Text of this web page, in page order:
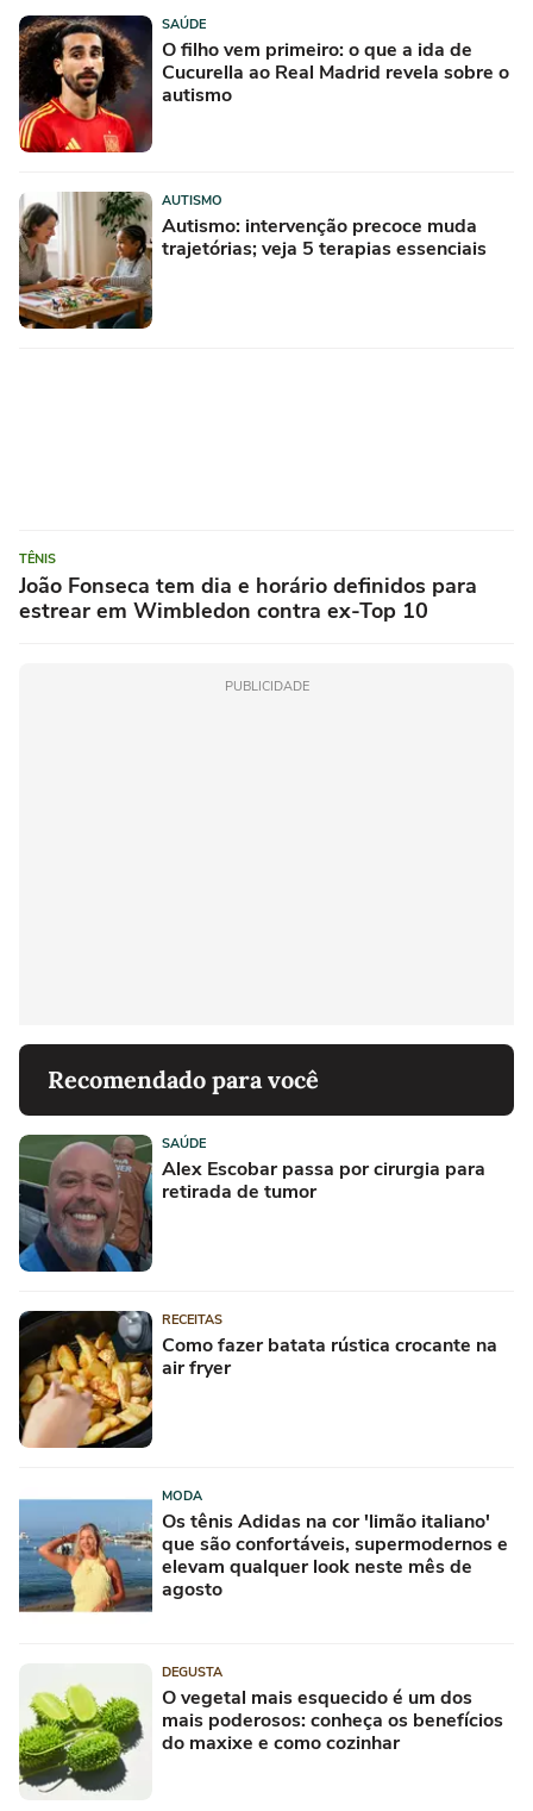
SAÚDE
O filho vem primeiro: o que a ida de
Cucurella ao Real Madrid revela sobre o
autismo
AUTISMO
Autismo: intervenção precoce muda
trajetórias; veja 5 terapias essenciais
TÊNIS
João Fonseca tem dia e horário definidos para
estrear em Wimbledon contra ex-Top 10
PUBLICIDADE
Recomendado para você
SAÚDE
Alex Escobar passa por cirurgia para
retirada de tumor
RECEITAS
Como fazer batata rústica crocante na
air fryer
MODA
Os tênis Adidas na cor 'limão italiano'
que são confortáveis, supermodernos e
elevam qualquer look neste mês de
agosto
DEGUSTA
O vegetal mais esquecido é um dos
mais poderosos: conheça os benefícios
do maxixe e como cozinhar